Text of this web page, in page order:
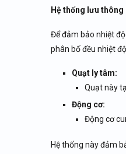
Hệ thống lưu
Để đảm bảo nhiệt
phân bố đều nhiệt
Quạt ly tâm:
Quạt này
Động cơ:
Động cơ
Hệ thống này đảm